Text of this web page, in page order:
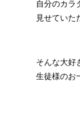
自分のカラ
見せていた
そんな大好
生徒様のお